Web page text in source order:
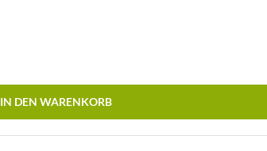
IN DEN WARENKORB